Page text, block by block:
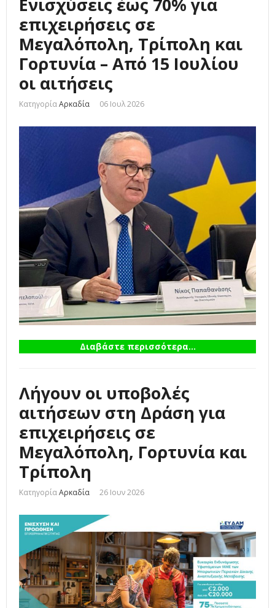
Ενισχύσεις έως 70% για
επιχειρήσεις σε
Μεγαλόπολη, Τρίπολη και
Γορτυνία – Από 15 Ιουλίου
οι αιτήσεις
ΚατηγορίαΑρκαδία 06 Ιουλ 2026
Διαβάστε περισσότερα...
Λήγουν οι υποβολές
αιτήσεων στη Δράση για
επιχειρήσεις σε
Μεγαλόπολη, Γορτυνία και
Τρίπολη
ΚατηγορίαΑρκαδία 26 Ιουν 2026